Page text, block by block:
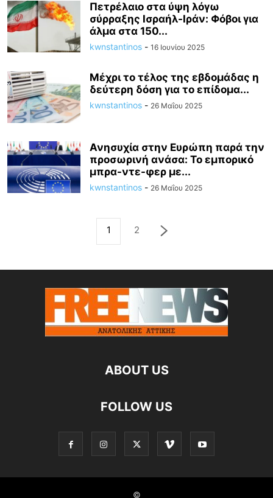
Πετρέλαιο στα ύψη λόγω
σύρραξης Ισραήλ-Ιράν: Φόβοι για
άλμα στα 150...
kwnstantinos - 16 Ιουνίου 2025
Μέχρι το τέλος της εβδομάδας η
δεύτερη δόση για το επίδομα...
kwnstantinos - 26 Μαΐου 2025
Ανησυχία στην Ευρώπη παρά την
προσωρινή ανάσα: Το εμπορικό
μπρα-ντε-φερ με...
kwnstantinos - 26 Μαΐου 2025
1 2
ABOUT US
FOLLOW US
©